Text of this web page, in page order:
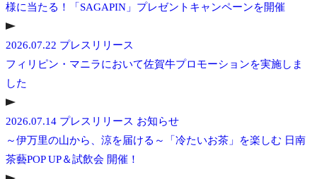
様に当たる！「SAGAPIN」プレゼントキャンペーンを開催
2026.07.22 プレスリリース
フィリピン・マニラにおいて佐賀牛プロモーションを実施しま
した
2026.07.14 プレスリリース お知らせ
～伊万里の山から、涼を届ける～「冷たいお茶」を楽しむ 日南
茶藝POP UP＆試飲会 開催！